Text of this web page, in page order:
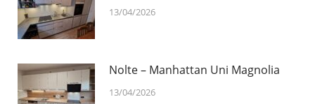
13/04/2026
Nolte – Manhattan Uni Magnolia
13/04/2026